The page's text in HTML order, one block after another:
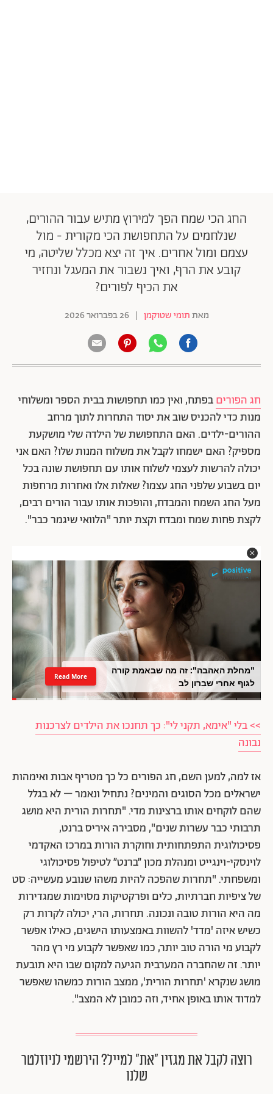
החג הכי שמח הפך למירוץ מתיש עבור ההורים,
שנלחמים על התחפושת הכי מקורית - מול
עצמם ומול אחרים. איך זה יצא מכלל שליטה, מי
קובע את הרף, ואיך נשבור את המעגל ונחזיר
את הכיף לפורים?
מאתתומי שטוקמן | 26 בפברואר 2026
חג הפוריםבפתח, ואין כמו תחפושות בבית הספר ומשלוחי
מנות כדי להכניס שוב את יסוד התחרות לתוך מרחב
ההורים-ילדים. האם התחפושת של הילדה שלי מושקעת
מספיק? האם ישמחו לקבל את משלוח המנות שלו? האם אני
יכולה להרשות לעצמי לשלוח אותו עם תחפושת שונה בכל
יום בשבוע שלפני החג עצמו? שאלות אלו ואחרות מרחפות
מעל החג השמח והמבדח, והופכות אותו עבור הורים רבים,
לקצת פחות שמח ומבדח וקצת יותר "הלוואי שיגמר כבר".
"מחלת האהבה": זה מה שבאמת קורה
לגוף אחרי שברון לב
Read More
>> בלי "אימא, תקני לי": כך תחנכו את הילדים לצרכנות
נבונה
אז למה, למען השם, חג הפורים כל כך מטריף אבות ואימהות
ישראלים מכל הסוגים והמינים? נתחיל ונאמר – לא בגלל
שהם לוקחים אותו ברצינות מדי. "תחרות הורית היא מושג
תרבותי כבר עשרות שנים", מסבירה איריס ברנט,
פסיכולוגית התפתחותית וחוקרת הורות במרכז האקדמי
לוינסקי-וינגייט ומנהלת מכון ״ברנט״ לטיפול פסיכולוגי
ומשפחתי. "תחרות שהפכה להיות משהו שנובע מעשייה: סט
של ציפיות חברתיות, כלים ופרקטיקות מסוימות שמגדירות
מה היא הורות טובה ונכונה. תחרות, הרי, יכולה לקרות רק
כשיש איזה 'מדד' להשוות באמצעותו הישגים, כאילו אפשר
לקבוע מי הורה טוב יותר, כמו שאפשר לקבוע מי רץ מהר
יותר. זה שהחברה המערבית הגיעה למקום שבו היא תובעת
מושג שנקרא 'תחרות הורית', ממצב הורות כמשהו שאפשר
למדוד אותו באופן אחיד, וזה כמובן לא המצב".
רוצה לקבל את מגזין ״את״ למייל? הירשמי לניוזלטר
שלנו